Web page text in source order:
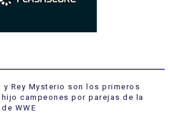
y Rey Mysterio son los primeros
campeones por parejas de la
WWE